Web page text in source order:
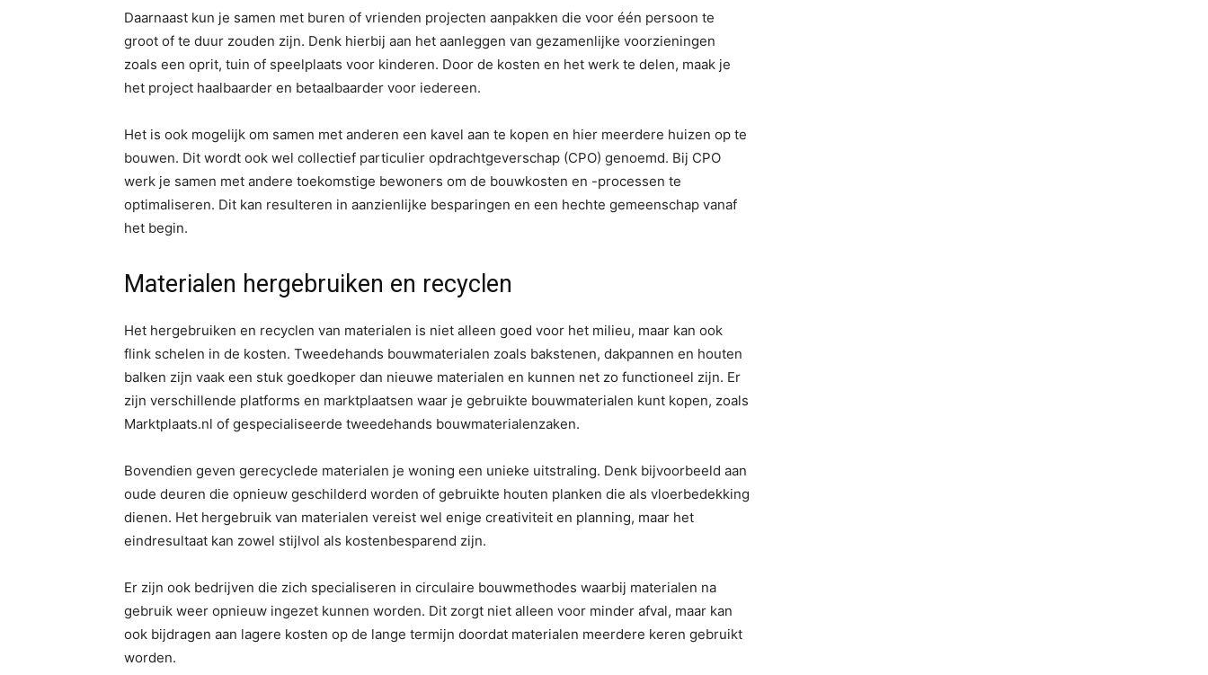
Daarnaast kun je samen met buren of vrienden projecten aanpakken die voor één persoon te
groot of te duur zouden zijn. Denk hierbij aan het aanleggen van gezamenlijke voorzieningen
zoals een oprit, tuin of speelplaats voor kinderen. Door de kosten en het werk te delen, maak je
het project haalbaarder en betaalbaarder voor iedereen.
Het is ook mogelijk om samen met anderen een kavel aan te kopen en hier meerdere huizen op te
bouwen. Dit wordt ook wel collectief particulier opdrachtgeverschap (CPO) genoemd. Bij CPO
werk je samen met andere toekomstige bewoners om de bouwkosten en -processen te
optimaliseren. Dit kan resulteren in aanzienlijke besparingen en een hechte gemeenschap vanaf
het begin.
Materialen hergebruiken en recyclen
Het hergebruiken en recyclen van materialen is niet alleen goed voor het milieu, maar kan ook
flink schelen in de kosten. Tweedehands bouwmaterialen zoals bakstenen, dakpannen en houten
balken zijn vaak een stuk goedkoper dan nieuwe materialen en kunnen net zo functioneel zijn. Er
zijn verschillende platforms en marktplaatsen waar je gebruikte bouwmaterialen kunt kopen, zoals
Marktplaats.nl of gespecialiseerde tweedehands bouwmaterialenzaken.
Bovendien geven gerecyclede materialen je woning een unieke uitstraling. Denk bijvoorbeeld aan
oude deuren die opnieuw geschilderd worden of gebruikte houten planken die als vloerbedekking
dienen. Het hergebruik van materialen vereist wel enige creativiteit en planning, maar het
eindresultaat kan zowel stijlvol als kostenbesparend zijn.
Er zijn ook bedrijven die zich specialiseren in circulaire bouwmethodes waarbij materialen na
gebruik weer opnieuw ingezet kunnen worden. Dit zorgt niet alleen voor minder afval, maar kan
ook bijdragen aan lagere kosten op de lange termijn doordat materialen meerdere keren gebruikt
worden.